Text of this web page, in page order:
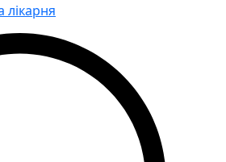
лікарня